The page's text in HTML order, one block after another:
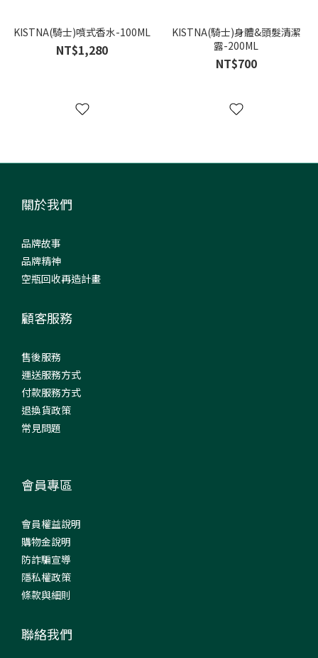
KISTNA(騎士)噴式香水-100ML
NT$1,280
KISTNA(騎士)身體&頭髮清潔
露-200ML
NT$700
關於我們
品牌故事
品牌精神
空瓶回收再造計畫
顧客服務
售後服務
運送服務方式
付款服務方式
退換貨政策
常見問題
會員專區
會員權益說明
購物金說明
防詐騙宣導
隱私權政策
條款與細則
聯絡我們